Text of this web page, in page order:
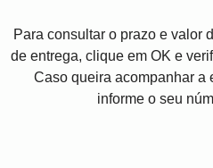
Para consultar o prazo e valor
de entrega, clique em OK e
Caso queira acompanhar a
informe o seu